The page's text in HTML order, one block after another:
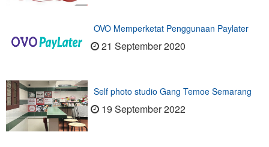
OVO Memperketat Penggunaan Paylater
21 September 2020
Self photo studio Gang Temoe Semarang
19 September 2022